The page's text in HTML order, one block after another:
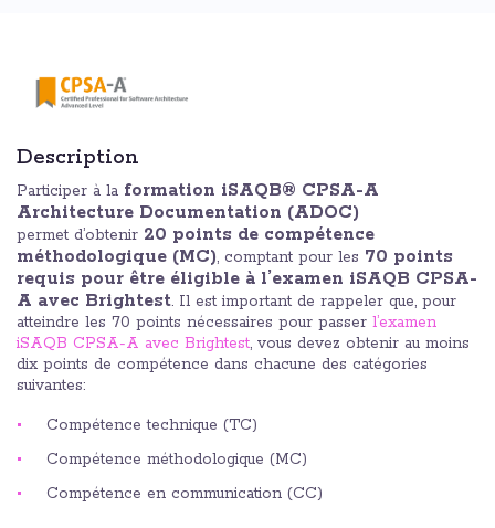
Description
Participer à la formation iSAQB® CPSA-A
Architecture Documentation (ADOC)
permet d’obtenir 20 points de compétence
méthodologique (MC), comptant pour les 70 points
requis pour être éligible à l’examen iSAQB CPSA-
A avec Brightest. Il est important de rappeler que, pour
atteindre les 70 points nécessaires pour passer l’examen
iSAQB CPSA-A avec Brightest, vous devez obtenir au moins
dix points de compétence dans chacune des catégories
suivantes:
Compétence technique (TC)
Compétence méthodologique (MC)
Compétence en communication (CC)